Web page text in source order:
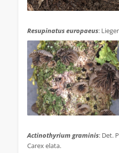
Resupinatus europaeus:
Actinothyrium graminis: Det.
Carex elata.